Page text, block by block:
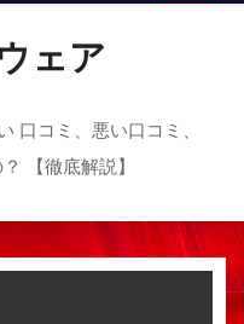
ェア
コミ、悪い口コミ、
【徹底解説】